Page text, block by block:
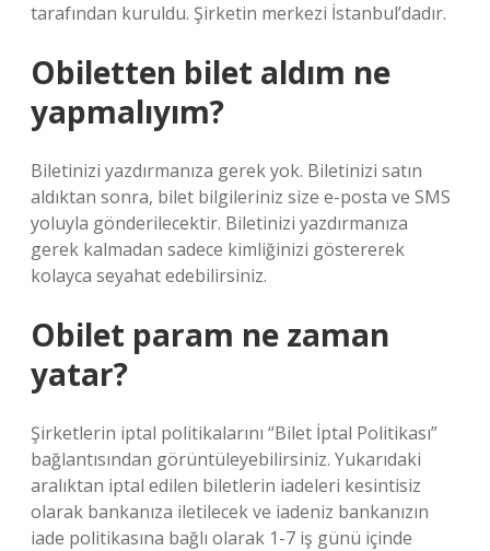
tarafından kuruldu. Şirketin merkezi İstanbul’dadır.
Obiletten bilet aldım ne
yapmalıyım?
Biletinizi yazdırmanıza gerek yok. Biletinizi satın
aldıktan sonra, bilet bilgileriniz size e-posta ve SMS
yoluyla gönderilecektir. Biletinizi yazdırmanıza
gerek kalmadan sadece kimliğinizi göstererek
kolayca seyahat edebilirsiniz.
Obilet param ne zaman
yatar?
Şirketlerin iptal politikalarını “Bilet İptal Politikası”
bağlantısından görüntüleyebilirsiniz. Yukarıdaki
aralıktan iptal edilen biletlerin iadeleri kesintisiz
olarak bankanıza iletilecek ve iadeniz bankanızın
iade politikasına bağlı olarak 1-7 iş günü içinde